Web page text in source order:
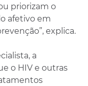
priorizam o
afetivo em
explica.
a
o HIV e outras